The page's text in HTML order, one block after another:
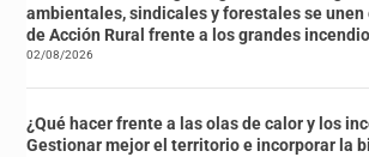
ambientales, sindicales y forestales se unen
de Acción Rural frente a los grandes
02/08/2026
¿Qué hacer frente a las olas de calor y los
Gestionar mejor el territorio e incorporar la